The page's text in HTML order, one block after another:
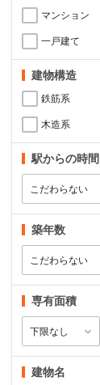
マンション
一戸建て
建物構造
鉄筋系
木造系
駅からの時間
築年数
専有面積
建物名